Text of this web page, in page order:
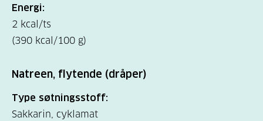
Energi:
2 kcal/ts
(390 kcal/100 g)
Natreen, flytende (dråper)
Type søtningsstoff:
Sakkarin, cyklamat